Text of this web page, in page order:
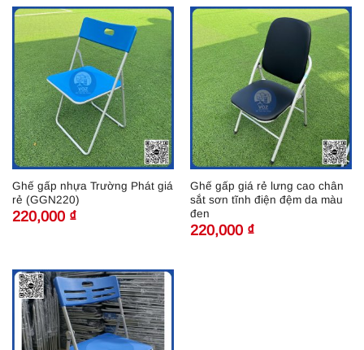
Ghế gấp nhựa Trường Phát giá
rẻ (GGN220)
220,000 ₫
Ghế gấp giá rẻ lưng cao chân
sắt sơn tĩnh điện đệm da màu
đen
220,000 ₫